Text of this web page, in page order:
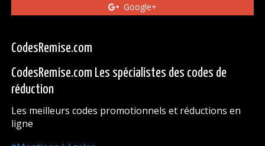
Google+
CodesRemise.com
CodesRemise.com Les spécialistes des codes de
réduction
Les meilleurs codes promotionnels et réductions en
ligne